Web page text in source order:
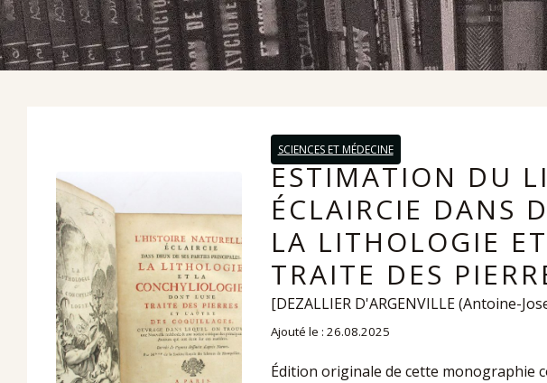
SCIENCES ET MÉDECINE
ESTIMATION DU
ÉCLAIRCIE DANS
LA LITHOLOGIE
TRAITE DES
[DEZALLIER D'ARGENVILLE (Antoine-
Ajouté le : 26.08.2025
Édition originale de cette monographie